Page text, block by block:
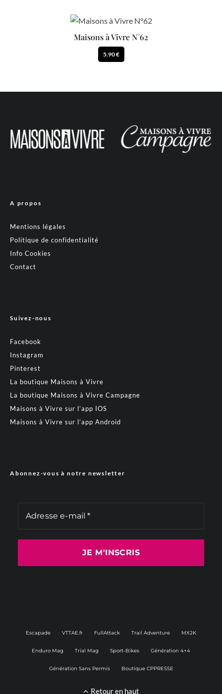
Maisons à Vivre N°62
5.90 €
A propos
Mentions légales
Politique de confidentialité
Info Cookies
Contact
Suivez-nous
Facebook
Instagram
Pinterest
La boutique Maisons à Vivre
La boutique Maisons à Vivre Campagne
Maisons à Vivre sur l’app IOS
Maisons à Vivre sur l’app Android
Abonnez-vous à notre newsletter
Escapade VTTAE.fr FullAttack Trail Adventure MX2K
Enduro Mag Trial Mag Sport-Bikes Génération 4×4
Génération Sans Permis Boutique CPPRESSE
Retour en haut